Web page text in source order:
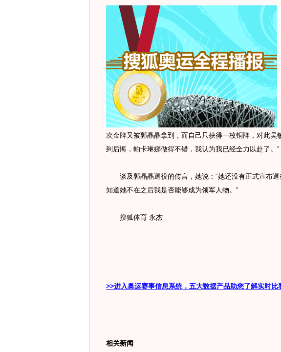
次金牌又被郭晶晶拿到，而自己只获得一枚铜牌，对此吴
到后悔，帕卡琳娜做得不错，我认为我已经全力以赴了。”
谈及郭晶晶退役的传言，她说：“她还没有正式宣布退
知道她不在之后我是否能够成为领军人物。”
搜狐体育 永杰
>>进入奥运赛事信息系统，五大数据产品助您了解实时比
相关新闻